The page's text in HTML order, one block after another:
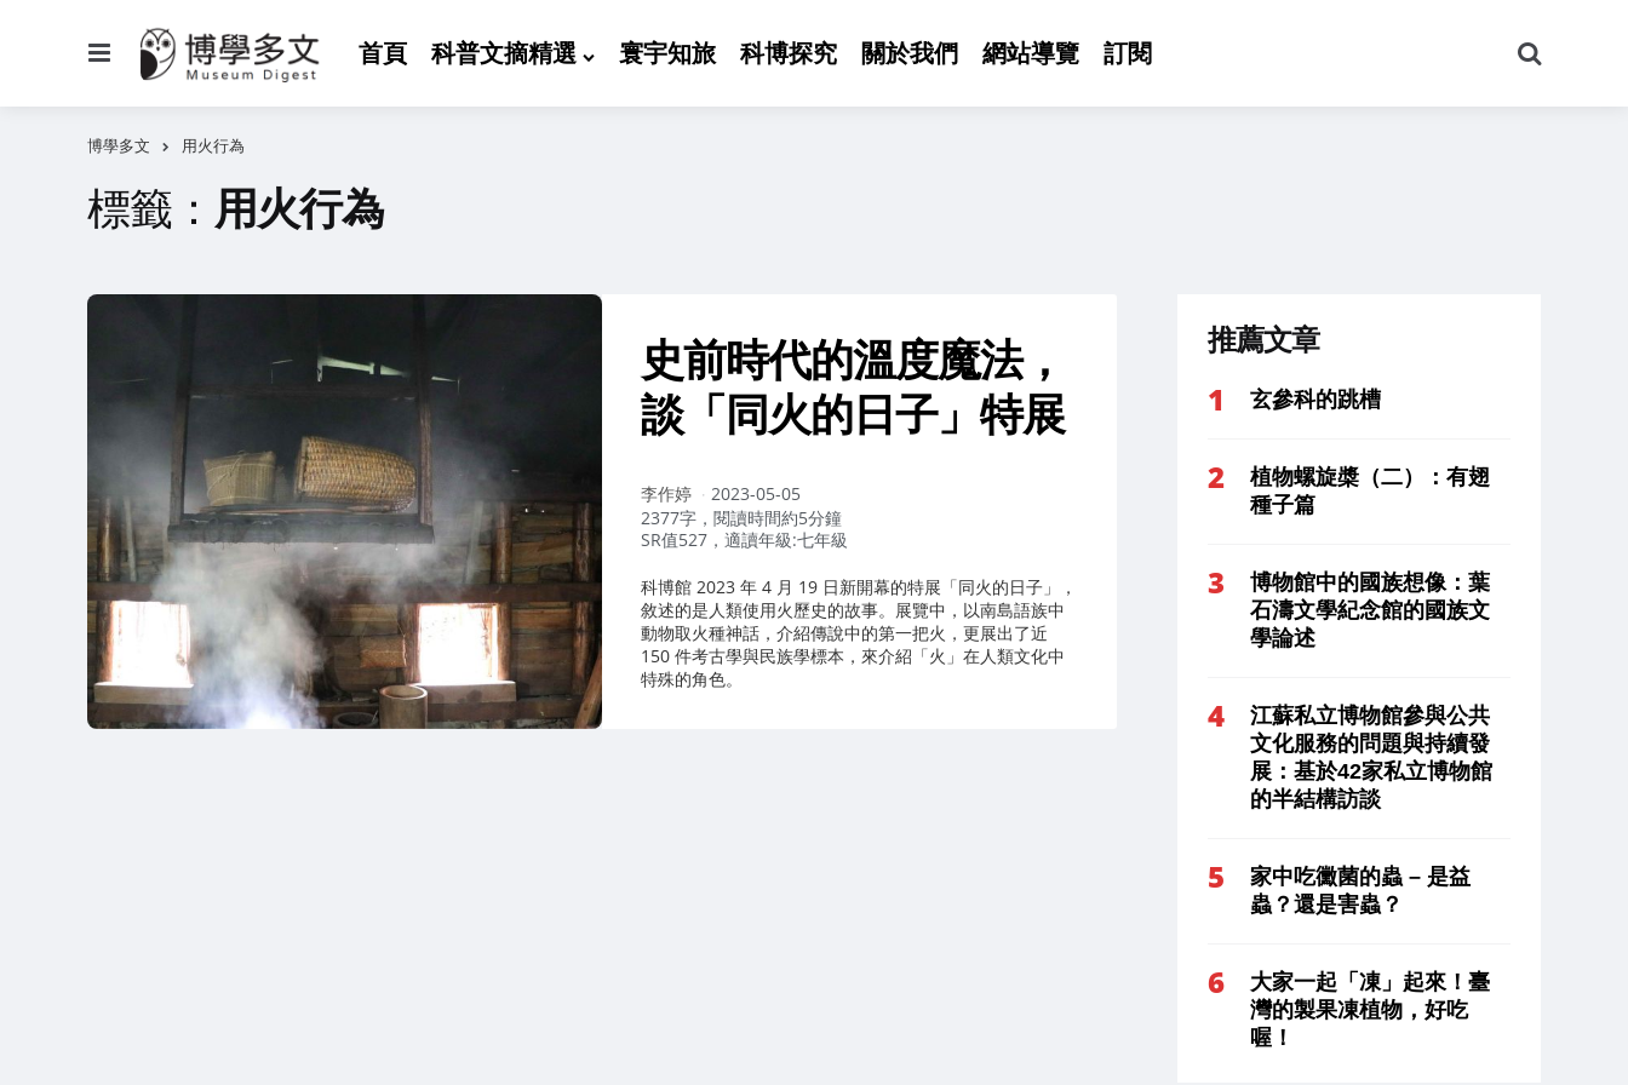
首頁 科普文摘精選 寰宇知旅 科博探究 關於我們 網站導覽 訂閱
尋
博學多文 用火行為
標籤： 用火行為
史前時代的溫度魔法，
談「同火的日子」特展
作
者：
李作婷
2023-05-05
2377字，閱讀時間約5分鐘
SR值527，適讀年級:七年級
科博館 2023 年 4 月 19 日新開幕的特展「同火的日子」，
敘述的是人類使用火歷史的故事。展覽中，以南島語族中
動物取火種神話，介紹傳說中的第一把火，更展出了近
150 件考古學與民族學標本，來介紹「火」在人類文化中
特殊的角色。
推薦文章
玄參科的跳槽
植物螺旋槳（二）：有翅
種子篇
博物館中的國族想像：葉
石濤文學紀念館的國族文
學論述
江蘇私立博物館參與公共
文化服務的問題與持續發
展：基於42家私立博物館
的半結構訪談
家中吃黴菌的蟲 – 是益
蟲？還是害蟲？
大家一起「凍」起來！臺
灣的製果凍植物，好吃
喔！